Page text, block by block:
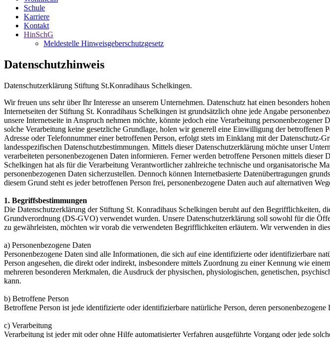
Schule
Karriere
Kontakt
HinSchG
Meldestelle Hinweisgeberschutzgesetz
Datenschutzhinweis
Datenschutzerklärung Stiftung St.Konradihaus Schelkingen.
Wir freuen uns sehr über Ihr Interesse an unserem Unternehmen. Datenschutz hat einen besonders
Internetseiten der Stiftung St. Konradihaus Schelkingen ist grundsätzlich ohne jede Angabe
unsere Internetseite in Anspruch nehmen möchte, könnte jedoch eine Verarbeitung
solche Verarbeitung keine gesetzliche Grundlage, holen wir generell eine Einwilligung der
Adresse oder Telefonnummer einer betroffenen Person, erfolgt stets im Einklang mit der
landesspezifischen Datenschutzbestimmungen. Mittels dieser Datenschutzerklärung möchte unser
verarbeiteten personenbezogenen Daten informieren. Ferner werden betroffene Personen mittels
Schelkingen hat als für die Verarbeitung Verantwortlicher zahlreiche technische und organisatorische
personenbezogenen Daten sicherzustellen. Dennoch können Internetbasierte Datenübertragungen
diesem Grund steht es jeder betroffenen Person frei, personenbezogene Daten auch auf alternativen
1. Begriffsbestimmungen
Die Datenschutzerklärung der Stiftung St. Konradihaus Schelkingen beruht auf den Begrifflichkeiten,
Grundverordnung (DS-GVO) verwendet wurden. Unsere Datenschutzerklärung soll sowohl für die
zu gewährleisten, möchten wir vorab die verwendeten Begrifflichkeiten erläutern. Wir verwenden in
a) Personenbezogene Daten
Personenbezogene Daten sind alle Informationen, die sich auf eine identifizierte oder identifizierbare
Person angesehen, die direkt oder indirekt, insbesondere mittels Zuordnung zu einer Kennung wie
mehreren besonderen Merkmalen, die Ausdruck der physischen, physiologischen, genetischen,
kann.
b) Betroffene Person
Betroffene Person ist jede identifizierte oder identifizierbare natürliche Person, deren
c) Verarbeitung
Verarbeitung ist jeder mit oder ohne Hilfe automatisierter Verfahren ausgeführte Vorgang oder jede